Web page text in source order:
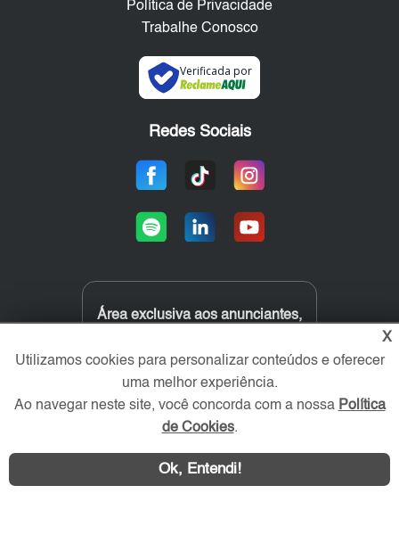
Política de Privacidade
Trabalhe Conosco
Verificada por
Redes Sociais
Área exclusiva aos anunciantes,
X
Utilizamos cookies para personalizar conteúdos e oferecer
uma melhor experiência.
Ao navegar neste site, você concorda com a nossa Política
de Cookies.
Ok, Entendi!